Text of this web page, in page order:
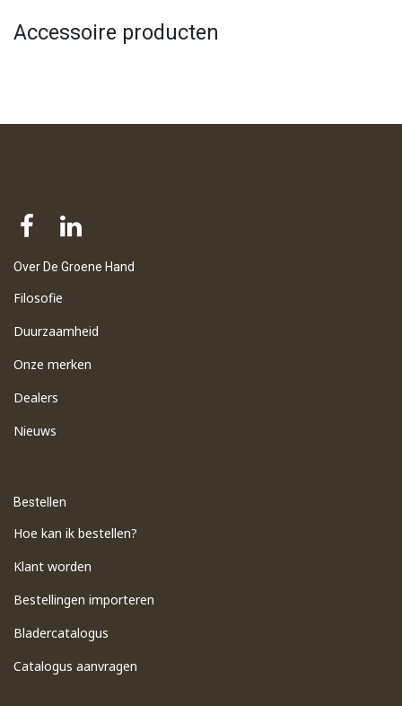
Accessoire producten
Over De Groene Hand
Filosofie
Duurzaamheid
Onze merken
Dealers
Nieuws
Bestellen
Hoe kan ik bestellen?
Klant worden
Bestellingen importeren
​Bladercatalogus
​Catalogus aanvragen